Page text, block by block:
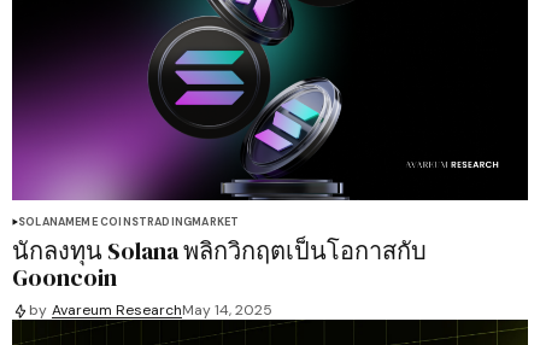
SOLANAMEME COINSTRADINGMARKET
นักลงทุน Solana พลิกวิกฤตเป็นโอกาสกับ
Gooncoin
by Avareum ResearchMay 14, 2025